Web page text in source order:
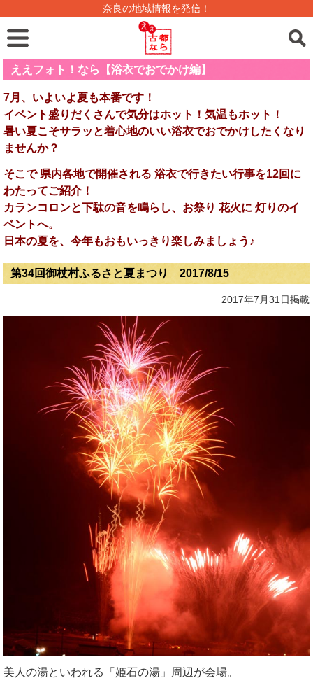
奈良の地域情報を発信！
ええフォト！なら【浴衣でおでかけ編】
7月、いよいよ夏も本番です！
イベント盛りだくさんで気分はホット！気温もホット！
暑い夏こそサラッと着心地のいい浴衣でおでかけしたくなり
ませんか？
そこで 県内各地で開催される 浴衣で行きたい行事を12回に
わたってご紹介！
カランコロンと下駄の音を鳴らし、お祭り 花火に 灯りのイ
ベントへ。
日本の夏を、今年もおもいっきり楽しみましょう♪
第34回御杖村ふるさと夏まつり 2017/8/15
2017年7月31日掲載
美人の湯といわれる「姫石の湯」周辺が会場。